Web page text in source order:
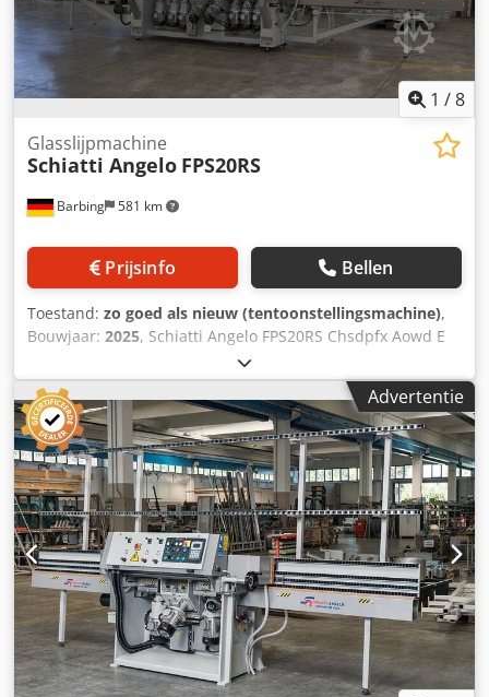
1 /8
Barbing 581 km
Glasslijpmachine
Schiatti Angelo FPS20RS
Prijsinfo Bellen
Toestand: zo goed als nieuw (tentoonstellingsmachine),
Bouwjaar: 2025, Schiatti Angelo FPS20RS Chsdpfx Aowd E
Rpoqpsa enkelzijdige schuurmachine voor rechte randen
met variabele zoombreedte 6x oppervlaktespindel (3x
diamant, 2x polijstmachine, 1x ceriumpolijstmachine) 4x
zoomspindel (2x diamant, 2x polijstmachine) - Glasdikte 3-
30 mm - Minimale afmetingen 50 x 50 mm - Maximaal
laadgewicht 1.000 kg - Werkhoogte 812 mm - solide,
duurzame platentransporteur geleid door kogellagers -
Automatische dikteaanpassing via PLC-besturing -
Opvangbak voor afvalwater - 2 meter uitlaat en inlaat -
Totale lengte 7582 mm
Advertentie